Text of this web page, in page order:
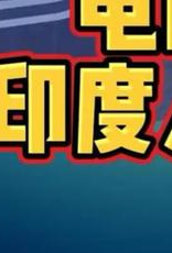
情侣平潭拍日出
央视新主播李秋
酒店回应车内过
黄金牛市回来了
杭州全市有序停